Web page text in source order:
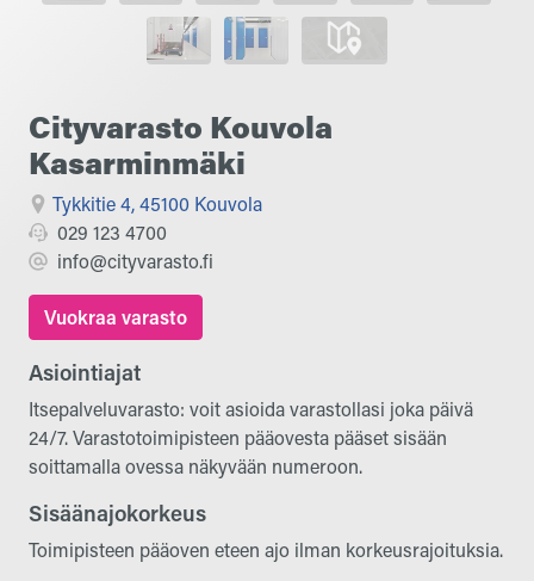
Cityvarasto Kouvola
Kasarminmäki
Tykkitie 4, 45100 Kouvola
029 123 4700
info@cityvarasto.fi
Vuokraa varasto
Asiointiajat
Itsepalveluvarasto: voit asioida varastollasi joka päivä
24/7. Varastotoimipisteen pääovesta pääset sisään
soittamalla ovessa näkyvään numeroon.
Sisäänajokorkeus
Toimipisteen pääoven eteen ajo ilman korkeusrajoituksia.